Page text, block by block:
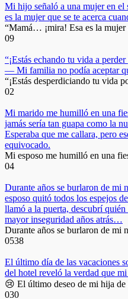
Mi hijo señaló a una mujer en el
es la mujer que se te acerca
“Mamá… ¡mira! Esa es la mujer
09
“¡Estás echando tu vida a
— Mi familia no podía aceptar
“¡Estás desperdiciando tu vida
02
Mi marido me humilló en una
jamás sería tan guapa como la
Esperaba que me callara, pero
equivocado.
Mi esposo me humilló en una
04
Durante años se burlaron de mi
esposo quitó todos los espejos
llamó a la puerta, descubrí
mayor inseguridad años atrás…
Durante años se burlaron de mi
0538
El último día de las vacaciones
del hotel reveló la verdad que
😢 El último deseo de mi hija de
030